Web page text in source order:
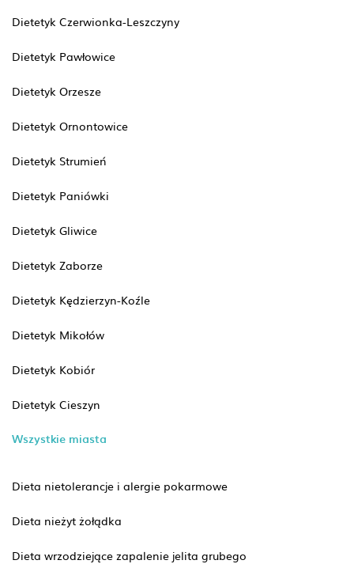
Dietetyk Czerwionka-Leszczyny
Dietetyk Pawłowice
Dietetyk Orzesze
Dietetyk Ornontowice
Dietetyk Strumień
Dietetyk Paniówki
Dietetyk Gliwice
Dietetyk Zaborze
Dietetyk Kędzierzyn-Koźle
Dietetyk Mikołów
Dietetyk Kobiór
Dietetyk Cieszyn
Wszystkie miasta
Dieta nietolerancje i alergie pokarmowe
Dieta nieżyt żołądka
Dieta wrzodziejące zapalenie jelita grubego